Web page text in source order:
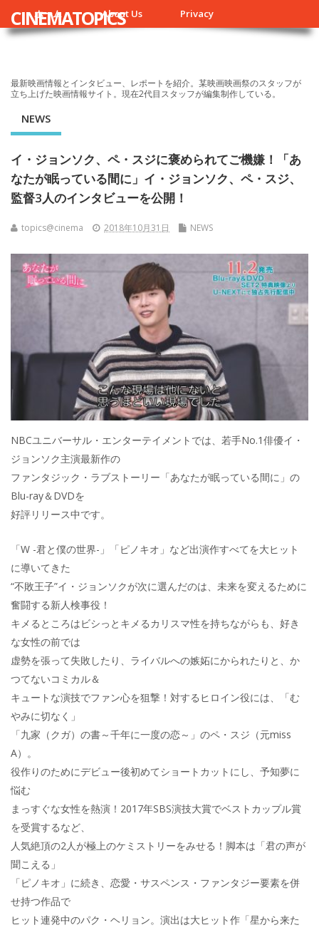
ホーム About Us Privacy
CINEMATOPICS
最新映画情報とインタビュー、レポートを紹介。某映画映画祭のスタッフが
立ち上げた映画情報サイト。現在2代目スタッフが編集制作している。
NEWS
イ・ジョンソク、ペ・スジに褒められてご機嫌！「あ
なたが眠っている間に」イ・ジョンソク、ペ・スジ、
監督3人のインタビューを公開！
topics@cinema 2018年10月31日 NEWS
NBCユニバーサル・エンターテイメントでは、若手No.1俳優イ・
ジョンソク主演最新作の
ファンタジック・ラブストーリー「あなたが眠っている間に」の
Blu-ray＆DVDを
好評リリース中です。
「W -君と僕の世界-」「ピノキオ」など出演作すべてを大ヒット
に導いてきた
“不敗王子”イ・ジョンソクが次に選んだのは、未来を変えるために
奮闘する新人検事役！
キメるところはビシっとキメるカリスマ性を持ちながらも、好き
な女性の前では
虚勢を張って失敗したり、ライバルへの嫉妬にかられたりと、か
つてないコミカル＆
キュートな演技でファン心を狙撃！対するヒロイン役には、「む
やみに切なく」
「九家（クガ）の書～千年に一度の恋～」のペ・スジ（元miss
A）。
役作りのためにデビュー後初めてショートカットにし、予知夢に
悩む
まっすぐな女性を熱演！2017年SBS演技大賞でベストカップル賞
を受賞するなど、
人気絶頂の2人が極上のケミストリーをみせる！脚本は「君の声が
聞こえる」
「ピノキオ」に続き、恋愛・サスペンス・ファンタジー要素を併
せ持つ作品で
ヒット連発中のパク・ヘリョン。演出は大ヒット作「星から来た